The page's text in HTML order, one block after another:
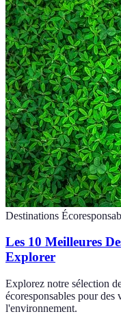
Destinations
Les 10 Meilleures
Explorer
Explorez notre sélection
écoresponsables pour des
l'environnement.